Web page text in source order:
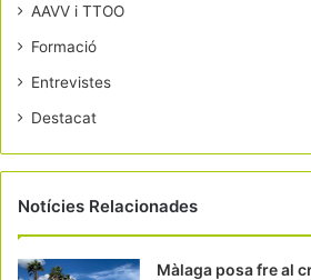
AAVV i TTOO
Formació
Entrevistes
Destacat
Notícies Relacionades
Màlaga posa fre al